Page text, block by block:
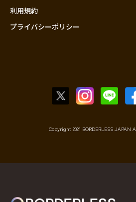
利用規約
プライバシーポリシー
Copyright 2021 BORDERLESS JAPAN